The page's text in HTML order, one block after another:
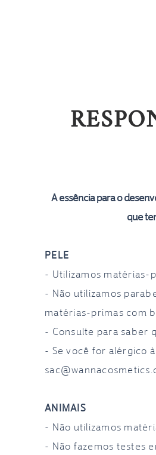
A essência para o
que
PELE
- Utilizamos matérias-
- Não utilizamos
matérias-primas com
- Consulte para saber
- Se você for alérgico
ANIMAIS
- Não utilizamos
- Não fazemos testes